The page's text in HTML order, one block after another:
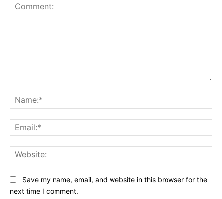
Save my name, email, and website in this browser for the
next time I comment.